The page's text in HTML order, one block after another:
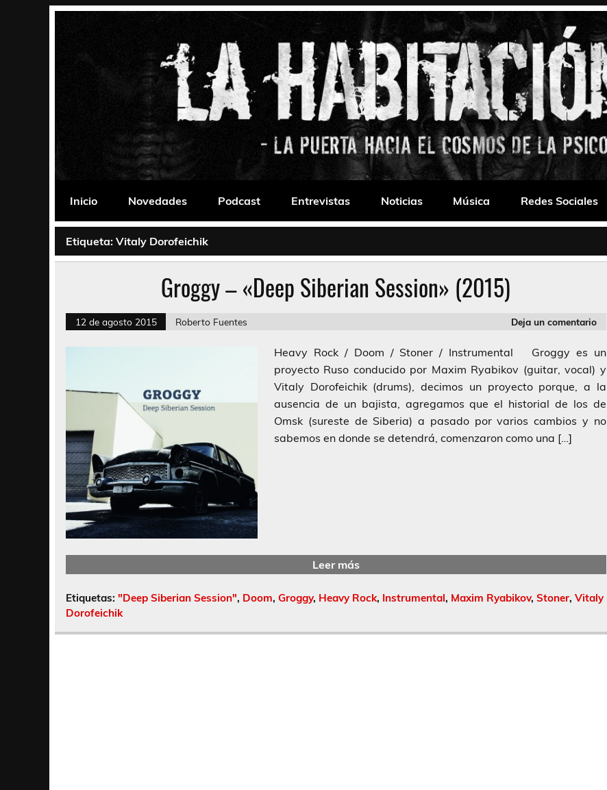
La Habitación 235
Inicio
Novedades Podcast Entrevistas Noticias Música Redes Sociales
Etiqueta: Vitaly Dorofeichik
Groggy – «Deep Siberian Session» (2015)
12 de agosto 2015 Roberto Fuentes Deja un comentario
Heavy Rock / Doom / Stoner / Instrumental Groggy es un
proyecto Ruso conducido por Maxim Ryabikov (guitar, vocal) y
Vitaly Dorofeichik (drums), decimos un proyecto porque, a la
ausencia de un bajista, agregamos que el historial de los de
Omsk (sureste de Siberia) a pasado por varios cambios y no
sabemos en donde se detendrá, comenzaron como una […]
Leer más
Etiquetas: "Deep Siberian Session", Doom, Groggy, Heavy Rock, Instrumental, Maxim Ryabikov, Stoner, Vitaly
Dorofeichik